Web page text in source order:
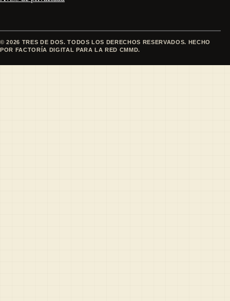
© 2026 TRES DE DOS. TODOS LOS DERECHOS RESERVADOS. HECHO
POR FACTORÍA DIGITAL PARA LA RED CMMD.